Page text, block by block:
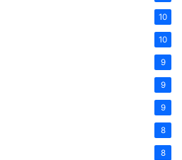
10
10
9
9
9
8
8